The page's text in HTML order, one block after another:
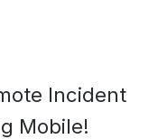
Incident
Mobile!